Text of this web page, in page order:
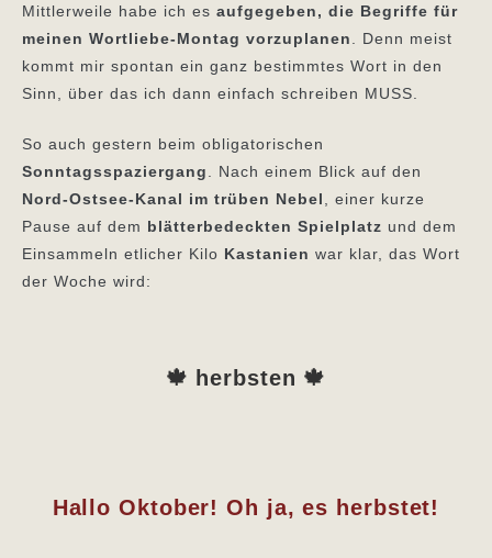
Mittlerweile habe ich es aufgegeben, die Begriffe für
meinen Wortliebe-Montag vorzuplanen
. Denn meist
kommt mir spontan ein ganz bestimmtes Wort in den
Sinn, über das ich dann einfach schreiben MUSS.
So auch gestern beim obligatorischen
Sonntagsspaziergang
. Nach einem Blick auf den
Nord-Ostsee-Kanal im trüben Nebel
, einer kurze
Pause auf dem blätterbedeckten Spielplatz und dem
Einsammeln etlicher Kilo Kastanien war klar, das Wort
der Woche wird:
🍁 herbsten 🍁
Hallo Oktober! Oh ja, es herbstet!